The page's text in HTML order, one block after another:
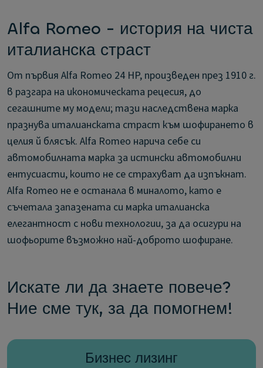
Alfa Romeo - история на чиста
италианска страст
От първия Alfa Romeo 24 HP, произведен през 1910 г.
в разгара на икономическата рецесия, до
сегашните му модели; тази наследствена марка
празнува италианската страст към шофирането в
целия й блясък. Alfa Romeo нарича себе си
автомобилната марка за истински автомобилни
ентусиасти, които не се страхуват да изпъкнат.
Alfa Romeo не е останала в миналото, като е
съчетала запазената си марка италианска
елегантност с нови технологии, за да осигури на
шофьорите възможно най-доброто шофиране.
Искате ли да знаете повече?
Ние сме тук, за да помогнем!
Бизнес лизинг